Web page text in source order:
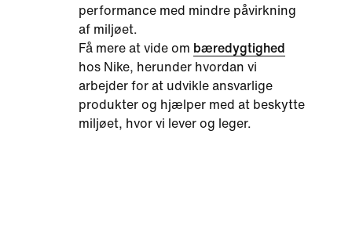
performance med mindre påvirkning
af miljøet.
Få mere at vide om bæredygtighed
hos Nike, herunder hvordan vi
arbejder for at udvikle ansvarlige
produkter og hjælper med at beskytte
miljøet, hvor vi lever og leger.